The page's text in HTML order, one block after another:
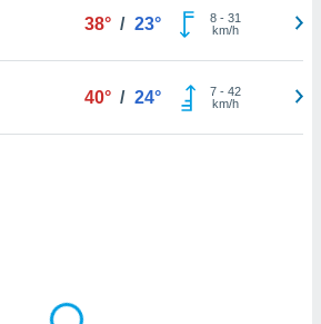
38° / 23° 8- 31
km/h
40° / 24° 7- 42
km/h